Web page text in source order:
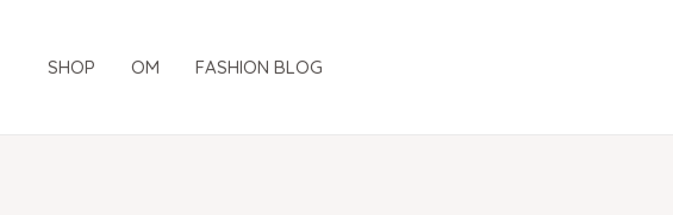
SHOP OM FASHION BLOG